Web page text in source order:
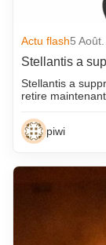
Actu flash5
Stellantis a
Stellantis a
retire
piwi